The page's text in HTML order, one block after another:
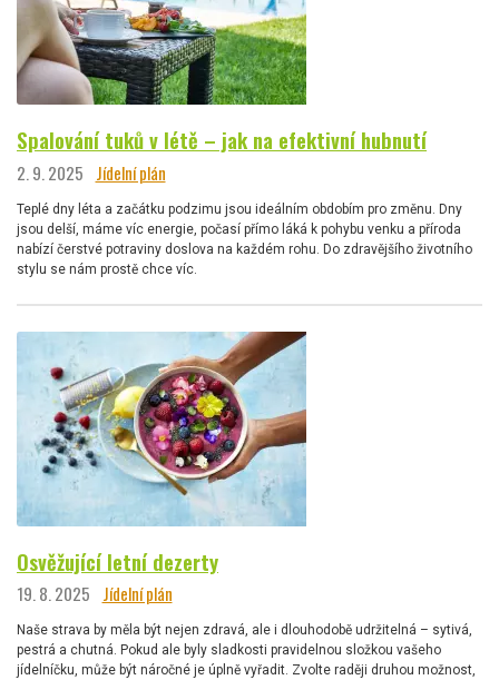
Spalování tuků v létě – jak na efektivní hubnutí
2. 9. 2025 Jídelní plán
Teplé dny léta a začátku podzimu jsou ideálním obdobím pro změnu. Dny
jsou delší, máme víc energie, počasí přímo láká k pohybu venku a příroda
nabízí čerstvé potraviny doslova na každém rohu. Do zdravějšího životního
stylu se nám prostě chce víc.
Osvěžující letní dezerty
19. 8. 2025 Jídelní plán
Naše strava by měla být nejen zdravá, ale i dlouhodobě udržitelná – sytivá,
pestrá a chutná. Pokud ale byly sladkosti pravidelnou složkou vašeho
jídelníčku, může být náročné je úplně vyřadit. Zvolte raději druhou možnost,